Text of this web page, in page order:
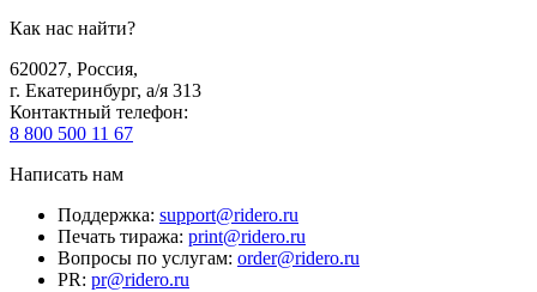
Как нас найти?
620027, Россия,
г. Екатеринбург, а/я 313
Контактный телефон:
8 800 500 11 67
Написать нам
Поддержка: support@ridero.ru
Печать тиража: print@ridero.ru
Вопросы по услугам: order@ridero.ru
PR: pr@ridero.ru